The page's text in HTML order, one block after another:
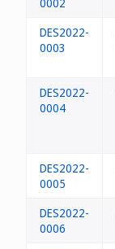
DES2022-
0003
DES2022-
0004
DES2022-
0005
DES2022-
0006